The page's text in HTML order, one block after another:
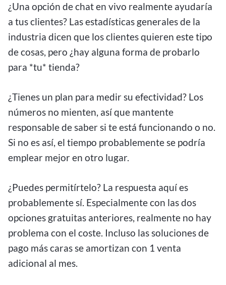
¿Una opción de chat en vivo realmente ayudaría
a tus clientes? Las estadísticas generales de la
industria dicen que los clientes quieren este tipo
de cosas, pero ¿hay alguna forma de probarlo
para *tu* tienda?
¿Tienes un plan para medir su efectividad? Los
números no mienten, así que mantente
responsable de saber si te está funcionando o no.
Si no es así, el tiempo probablemente se podría
emplear mejor en otro lugar.
¿Puedes permitírtelo? La respuesta aquí es
probablemente sí. Especialmente con las dos
opciones gratuitas anteriores, realmente no hay
problema con el coste. Incluso las soluciones de
pago más caras se amortizan con 1 venta
adicional al mes.